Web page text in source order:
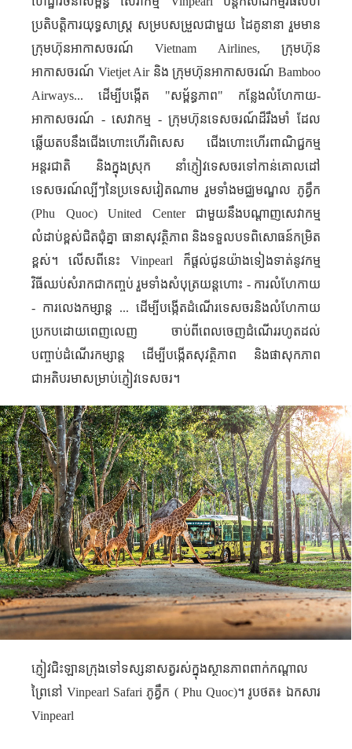
ប្រតិបត្តិការយុទ្ធសាស្ត្រ សម្របសម្រួលជាមួយ ដៃគូនានា រួមមាន
ក្រុមហ៊ុន​អាកាសចរណ៍Vietnam Airlines,ក្រុមហ៊ុន​
អាកាសចរណ៍ Vietjet Air និង ក្រុមហ៊ុន​អាកាសចរណ៍Bamboo
Airways...ដើម្បីបង្កើត "សម្ព័ន្ធភាព" កន្លែង​លំហែកាយ-
អាកាសចរណ៍ - សេវាកម្ម - ក្រុមហ៊ុនទេសចរណ៍ដ៏រឹងមាំ ដែល​
ឆ្លើយតបនឹងជើងហោះហើរពិសេស ជើងហោះហើរពាណិជ្ជកម្ម
អន្តរជាតិ និងក្នុងស្រុក នាំភ្ញៀវទេសចរទៅកាន់គោលដៅ
ទេសចរណ៍ល្បីៗនៃប្រទេសវៀតណាម រួមទាំងមជ្ឈមណ្ឌល ភូគ្វឹក
(Phu Quoc)United Centerជាមួយនឹងបណ្តាញសេវាកម្ម
លំដាប់ខ្ពស់ជិត​ជុំគ្នា ធានាសុវត្ថិភាព និងទទួលបទពិសោធន៍កម្រិត
ខ្ពស់។ លើសពីនេះ Vinpearl ក៏ផ្តល់ជូនយ៉ាងទៀងទាត់នូវកម្ម
វិធីឈប់សំរាកជាកញ្ចប់ រួមទាំងសំបុត្រយន្តហោះ - ការលំហែកាយ
- ការលេងកម្សាន្ត ... ដើម្បីបង្កើតដំណើរទេសចរនិងលំហែកាយ
ប្រកបដោយពេញលេញ ចាប់ពីពេលចេញដំណើររហូតដល់
បញ្ចាប់ដំណើរកម្សាន្ត ដើម្បីបង្កើតសុវត្ថិភាព និងផាសុកភាព
ជាអតិបរមាសម្រាប់ភ្ញៀវទេសចរ។
ភ្ញៀវជិះឡានក្រុងទៅទស្សនាសត្វរស់ក្នុង​ស្ថានភាពពាក់កណ្តាល
ព្រៃនៅVinpearl Safari ភូគ្វឹក (Phu Quoc)។ រូបថត៖ ឯកសារ
Vinpearl